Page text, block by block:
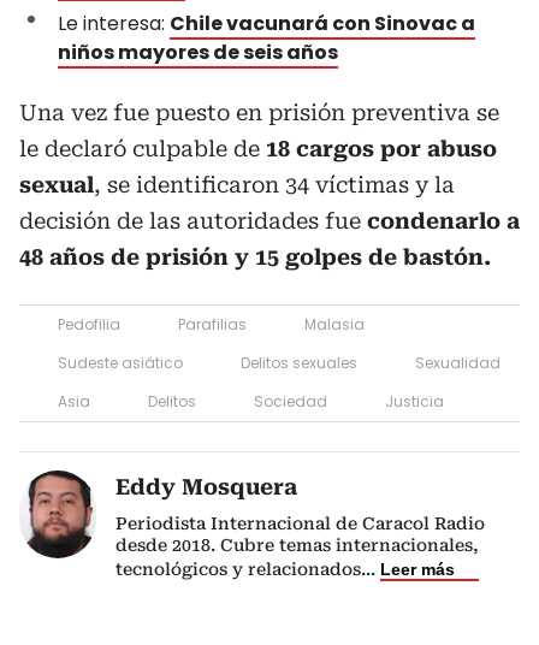
Le interesa: Chile vacunará con Sinovac a
niños mayores de seis años
Una vez fue puesto en prisión preventiva se
le declaró culpable de 18 cargos por abuso
sexual, se identificaron 34 víctimas y la
decisión de las autoridades fue condenarlo a
48 años de prisión y 15 golpes de bastón.
Pedofilia Parafilias
Malasia
Sudeste asiático
Delitos sexuales
Sexualidad
Asia
Delitos Sociedad Justicia
Eddy Mosquera
Periodista Internacional de Caracol Radio
desde 2018. Cubre temas internacionales,
tecnológicos y relacionados... Leer más